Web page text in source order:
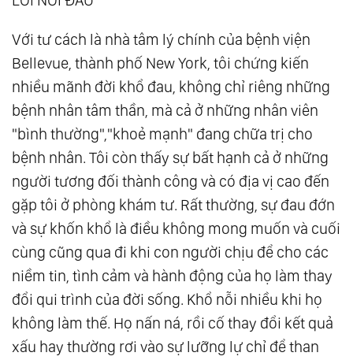
Với tư cách là nhà tâm lý chính của bệnh viện
Bellevue, thành phố New York, tôi chứng kiến
nhiều mãnh đời khổ đau, không chỉ riêng những
bệnh nhân tâm thần, mà cả ở những nhân viên
"bình thường","khoẻ mạnh" đang chữa trị cho
bệnh nhân. Tôi còn thấy sự bất hạnh cả ở những
người tương đối thành công và có địa vị cao đến
gặp tôi ở phòng khám tư. Rất thường, sự đau đớn
và sự khốn khổ là điều không mong muốn và cuối
cùng cũng qua đi khi con người chịu để cho các
niềm tin, tình cảm và hành động của họ làm thay
đổi qui trình của đời sống. Khổ nỗi nhiều khi họ
không làm thế. Họ nấn ná, rồi cố thay đổi kết quả
xấu hay thường rơi vào sự lưỡng lự chỉ để than